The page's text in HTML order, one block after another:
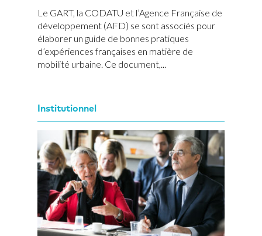
Le GART, la CODATU et l’Agence Française de
développement (AFD) se sont associés pour
élaborer un guide de bonnes pratiques
d’expériences françaises en matière de
mobilité urbaine. Ce document,...
Institutionnel